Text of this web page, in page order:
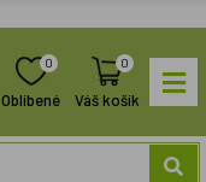
0
Oblíbené
0
Váš košík